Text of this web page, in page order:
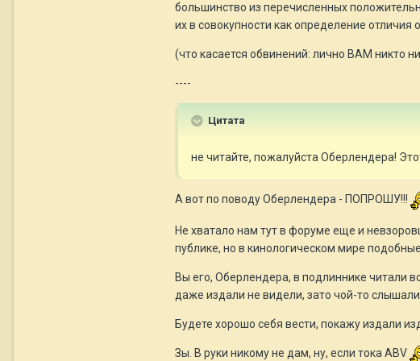
большинство из перечисленных
их в совокупности как определение
(что касается обвинений: лично ВАМ никто
----
Цитата
не читайте, пожалуйста Оберлендера!
А вот по поводу Оберлендера - ПОПРОШУ!!!
Не хватало нам тут в форуме еще и
публике, но в кинологическом мире
Вы его, Оберлендера, в подлиннике читали
даже издали не видели, зато чой-то
Будете хорошо себя вести, покажу издали
Зы. В руки никому не дам, ну, если тока ABV